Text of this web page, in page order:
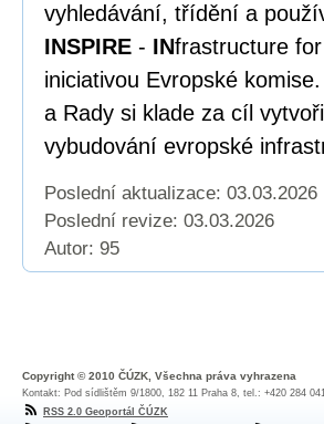
vyhledávání, třídění a
INSPIRE - INfrastructure for
iniciativou Evropské
a Rady si klade za cíl
vybudování evropské
Poslední aktualizace: 03.03.2026
Poslední revize: 03.03.2026
Autor: 95
Copyright © 2010 ČÚZK, Všechna práva vyhrazena
Kontakt: Pod sídlištěm 9/1800, 182 11 Praha 8, tel.: +420 284
RSS 2.0 Geoportál ČÚZK